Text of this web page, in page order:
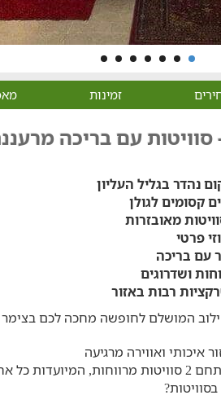
זמינות
עם בריכה
נהדר בגליל העליון
קסומים לגולן
פרטי
עם בריכה
ושדרוגים
רבות באזור
המושלם לחופשה מחכה לכם בצימר
איכותי ואווירה מרגיעה
אחת לזוג או זוג +2 ובנויות כחלל סטודיו פתוח.